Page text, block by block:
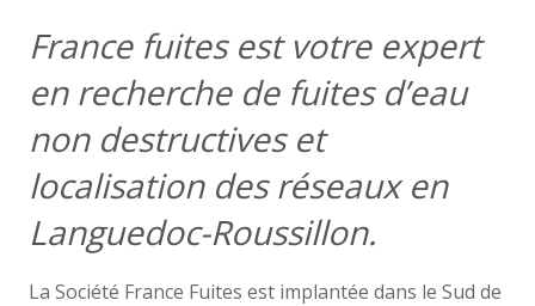
France fuites est votre expert
en recherche de fuites d’eau
non destructives et
localisation des réseaux en
Languedoc-Roussillon.
La Société France Fuites est implantée dans le Sud de